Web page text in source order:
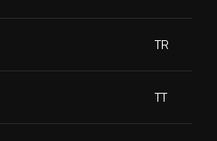
TR
TT